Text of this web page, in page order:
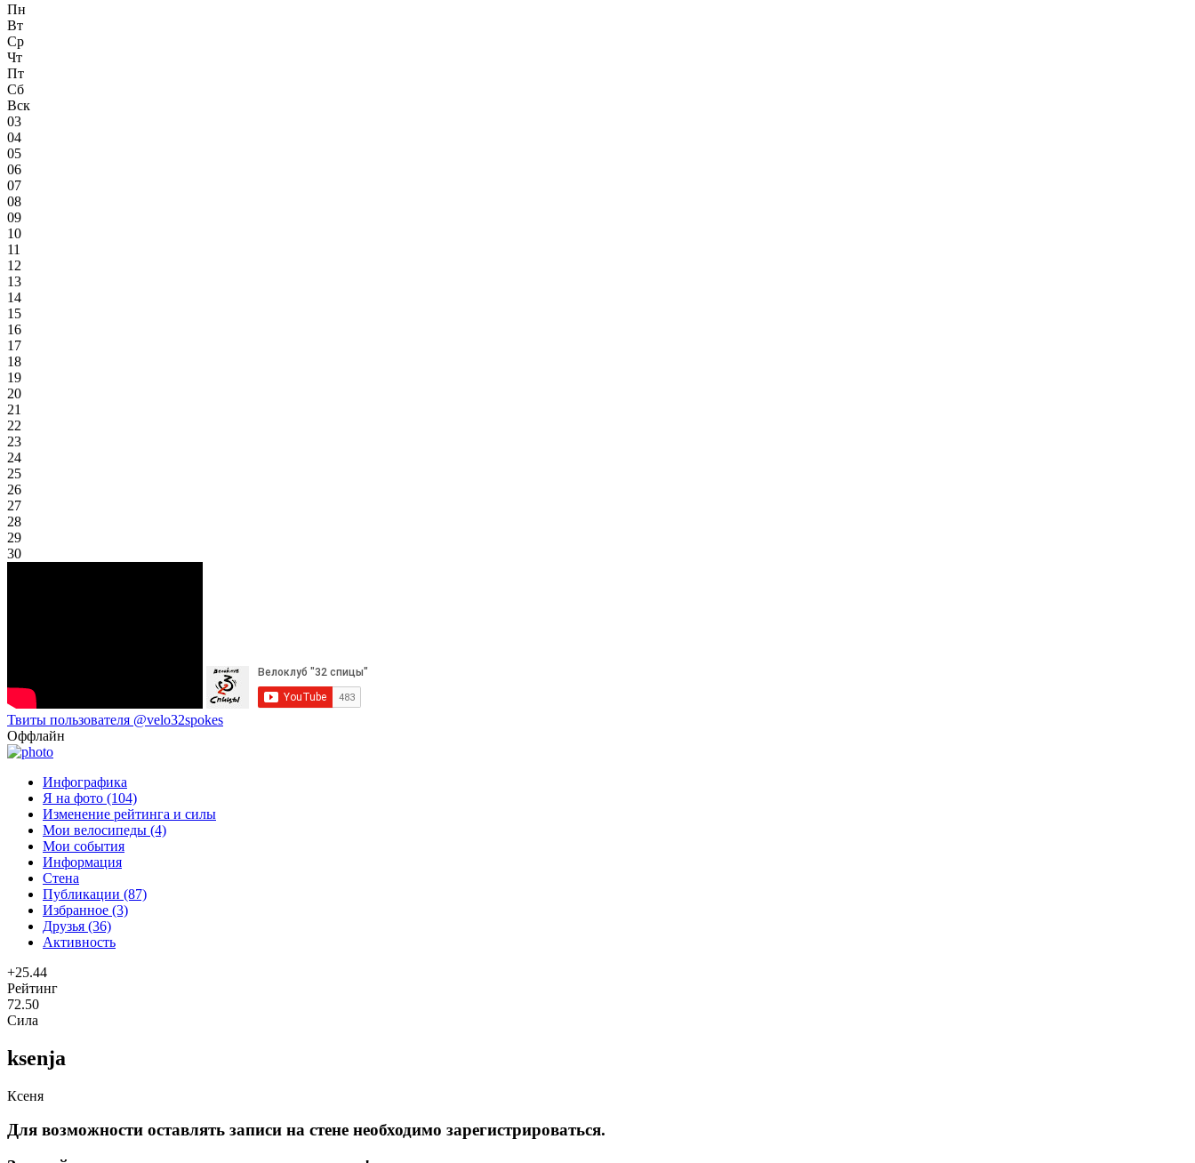
Пн
Вт
Ср
Чт
Пт
Сб
Вск
03
04
05
06
07
08
09
10
11
12
13
14
15
16
17
18
19
20
21
22
23
24
25
26
27
28
29
30
Твиты пользователя @velo32spokes
Оффлайн
Инфографика
Я на фото (104)
Изменение рейтинга и силы
Мои велосипеды (4)
Мои события
Информация
Стена
Публикации (87)
Избранное (3)
Друзья (36)
Активность
+25.44
Рейтинг
72.50
Сила
ksenja
Ксеня
Для возможности оставлять записи на стене необходимо зарегистрироваться.